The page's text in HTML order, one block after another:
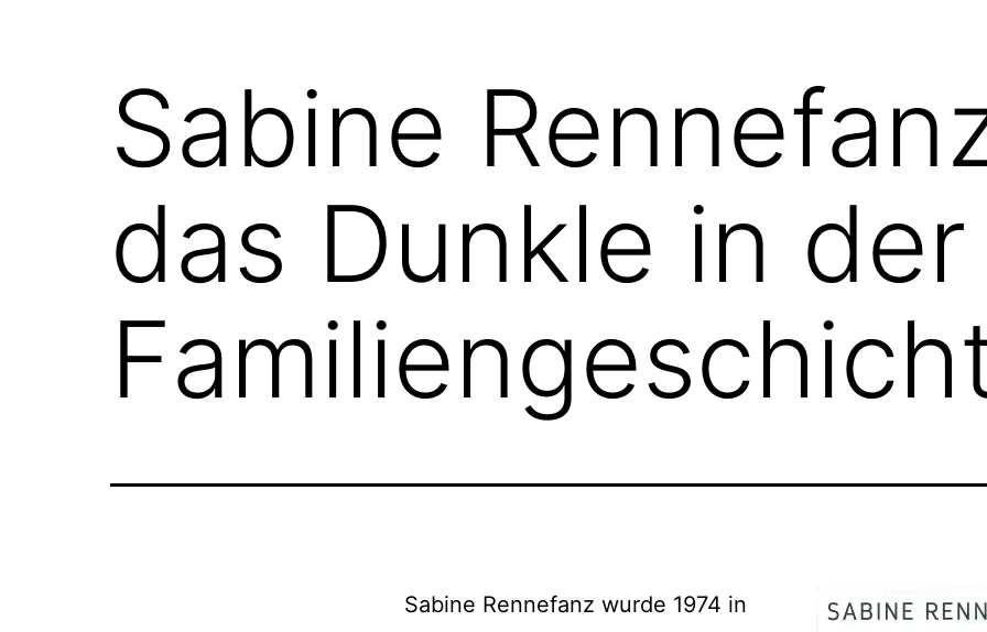
Sabine
das Dunkle in der
Sabine Rennefanz wurde 1974 in